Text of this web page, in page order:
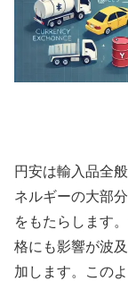
円安は輸入品全
ネルギーの大部
をもたらします
格にも影響が波
加します。この